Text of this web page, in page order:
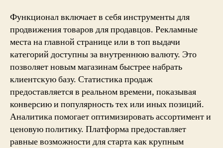
Функционал включает в себя инструменты для
продвижения товаров для продавцов. Рекламные
места на главной странице или в топ выдачи
категорий доступны за внутреннюю валюту. Это
позволяет новым магазинам быстрее набрать
клиентскую базу. Статистика продаж
предоставляется в реальном времени, показывая
конверсию и популярность тех или иных позиций.
Аналитика помогает оптимизировать ассортимент и
ценовую политику. Платформа предоставляет
равные возможности для старта как крупным